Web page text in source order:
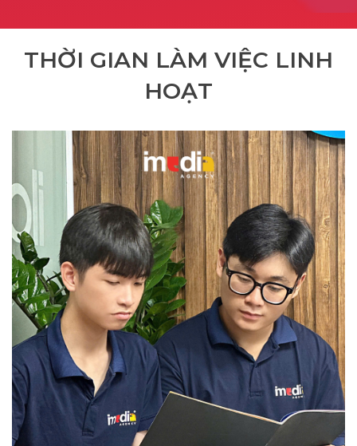
THỜI GIAN LÀM VIỆC LINH
HOẠT